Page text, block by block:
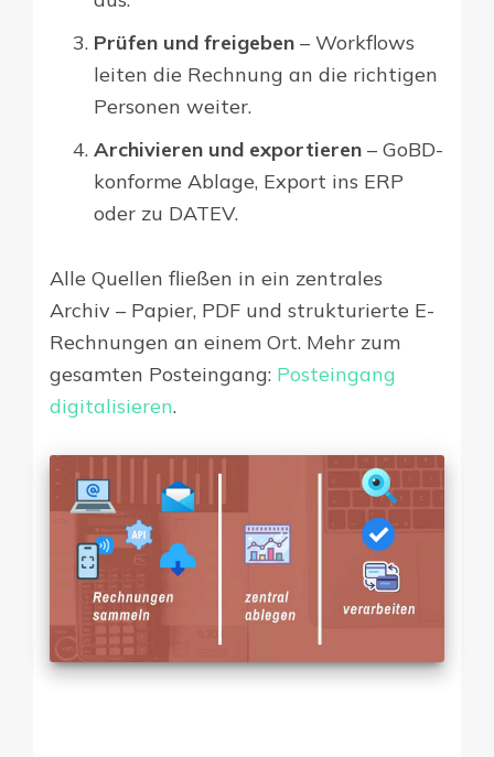
Prüfen und freigeben – Workflows
leiten die Rechnung an die richtigen
Personen weiter.
Archivieren und exportieren – GoBD-
konforme Ablage, Export ins ERP
oder zu DATEV.
Alle Quellen fließen in ein zentrales
Archiv – Papier, PDF und strukturierte E-
Rechnungen an einem Ort. Mehr zum
gesamten Posteingang: Posteingang
digitalisieren.